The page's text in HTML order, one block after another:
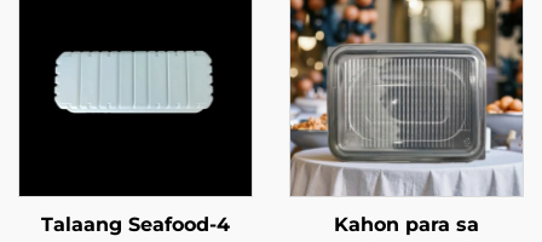
Talaang Seafood-4
Kahon para sa